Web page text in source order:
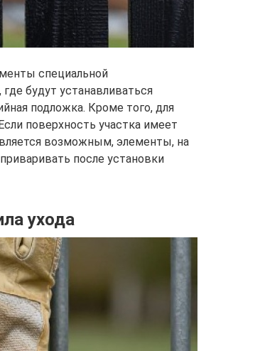
специальной
будут устанавливаться
подложка. Кроме того, для
поверхность участка имеет
возможным, элементы, на
после установки
ухода